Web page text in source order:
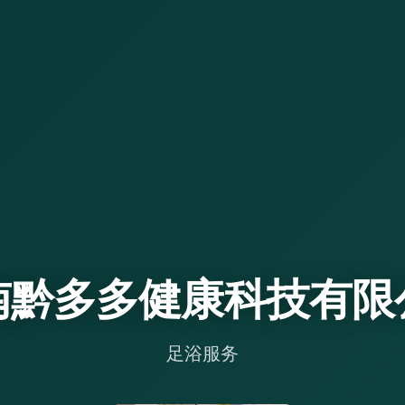
多多健康科技有
足浴服务